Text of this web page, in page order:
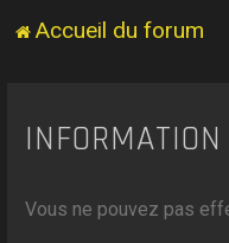
Accueil du forum
INFORMATION
Vous ne pouvez pas